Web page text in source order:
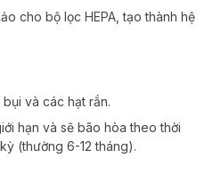
cho bộ lọc HEPA, tạo thành hệ
và các hạt rắn.
hạn và sẽ bão hòa theo thời
(thường 6-12 tháng).